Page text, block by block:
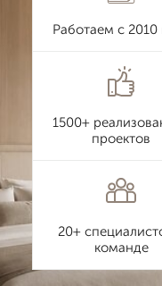
Работаем с 2010
1500+
проектов
20+
команде